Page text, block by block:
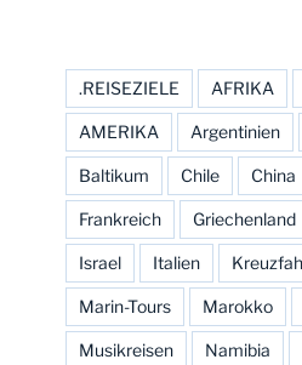
.REISEZIELE AFRIKA
AMERIKA Argentinien
Baltikum Chile China
Frankreich Griechenland
Israel Italien
Marin-Tours Marokko
Musikreisen Namibia